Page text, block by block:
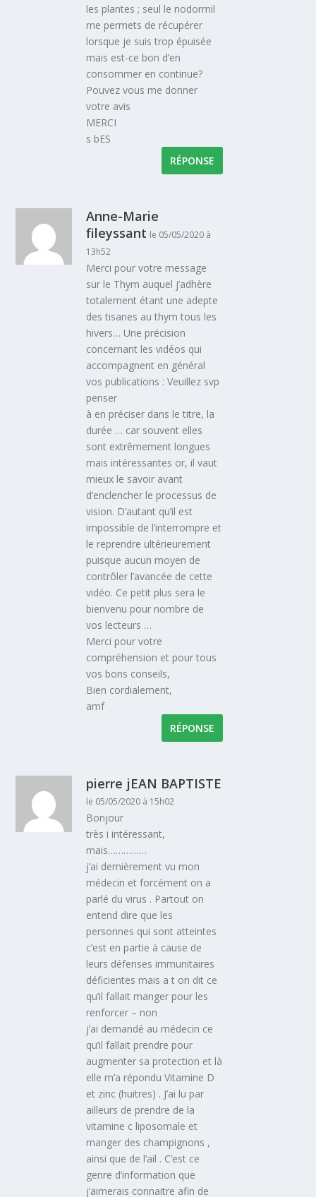
les plantes ; seul le nodormil
me permets de récupérer
lorsque je suis trop épuisée
mais est-ce bon d’en
consommer en continue?
Pouvez vous me donner
votre avis
MERCI
s bES
RÉPONSE
Anne-Marie
fileyssant le 05/05/2020 à
13h52
Merci pour votre message
sur le Thym auquel j’adhère
totalement étant une adepte
des tisanes au thym tous les
hivers… Une précision
concernant les vidéos qui
accompagnent en général
vos publications : Veuillez svp
penser
à en préciser dans le titre, la
durée … car souvent elles
sont extrêmement longues
mais intéressantes or, il vaut
mieux le savoir avant
d’enclencher le processus de
vision. D’autant qu’il est
impossible de l’interrompre et
le reprendre ultérieurement
puisque aucun moyen de
contrôler l’avancée de cette
vidéo. Ce petit plus sera le
bienvenu pour nombre de
vos lecteurs …
Merci pour votre
compréhension et pour tous
vos bons conseils,
Bien cordialement,
amf
RÉPONSE
pierre jEAN BAPTISTE
le 05/05/2020 à 15h02
Bonjour
très i intéressant,
mais……………
j’ai dernièrement vu mon
médecin et forcément on a
parlé du virus . Partout on
entend dire que les
personnes qui sont atteintes
c’est en partie à cause de
leurs défenses immunitaires
déficientes mais a t on dit ce
qu’il fallait manger pour les
renforcer – non
j’ai demandé au médecin ce
qu’il fallait prendre pour
augmenter sa protection et là
elle m’a répondu Vitamine D
et zinc (huitres) . J’ai lu par
ailleurs de prendre de la
vitamine c liposomale et
manger des champignons ,
ainsi que de l’ail . C’est ce
genre d’information que
j’aimerais connaitre afin de